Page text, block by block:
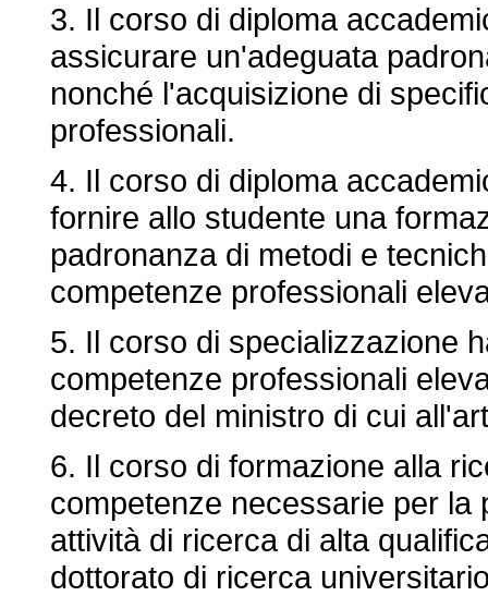
3. Il corso di diploma
assicurare un'adeguata
nonché l'acquisizione di
professionali.
4. Il corso di diploma
fornire allo studente una
padronanza di metodi e
competenze professionali
5. Il corso di specializzazione
competenze professionali
decreto del ministro di cui
6. Il corso di formazione alla
competenze necessarie per la
attività di ricerca di alta
dottorato di ricerca